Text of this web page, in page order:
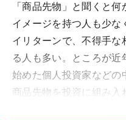
「商品先物」と聞くと
イメージを持つ人も少な
イリターンで、不得手な
る人も多い。ところが
始めた個人投資家などの
商品先物を投資に組み入